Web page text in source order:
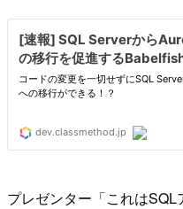
プレゼンター「これは